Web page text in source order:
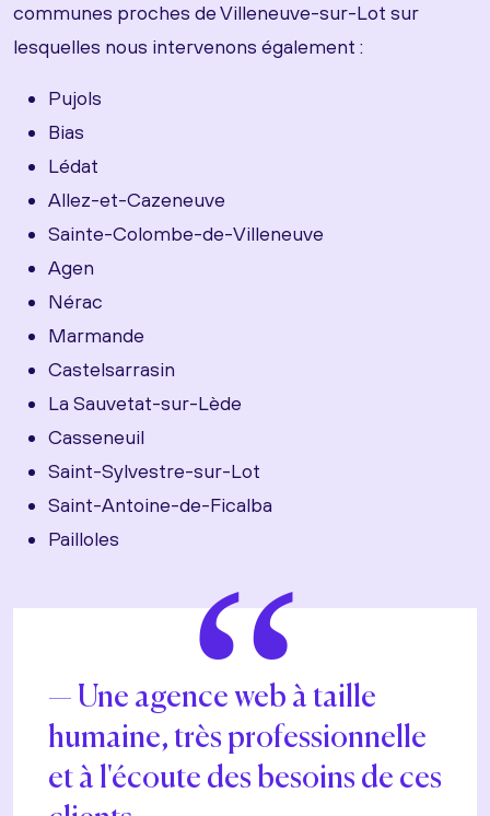
communes proches de Villeneuve-sur-Lot sur
lesquelles nous intervenons également :
Pujols
Bias
Lédat
Allez-et-Cazeneuve
Sainte-Colombe-de-Villeneuve
Agen
Nérac
Marmande
Castelsarrasin
La Sauvetat-sur-Lède
Casseneuil
Saint-Sylvestre-sur-Lot
Saint-Antoine-de-Ficalba
Pailloles
“
Une agence web à taille
humaine, très professionnelle
et à l'écoute des besoins de ces